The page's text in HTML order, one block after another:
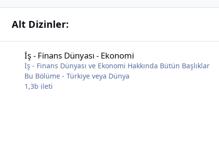
Alt Dizinler:
İş - Finans Dünyası - Ekonomi
İş - Finans Dünyası ve Ekonomi Hakkında Bütün Başlıklar
Bu Bölüme - Türkiye veya Dünya
1,3b ileti